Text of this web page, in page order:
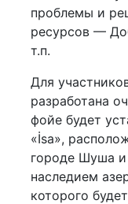
проблемы и
ресурсов —
т.п.
Для
разработана
фойе будет
«İsa»,
городе Шуша
наследием
которого